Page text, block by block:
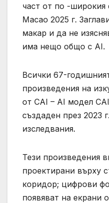
част от по -широкия
Macao 2025 г.
макар и да не
има нещо общо с AI.
Всички 67-
произведения на
от CAI – AI модел
създаден през 2023
изследвания.
Тези произведения
проектирани върху
коридор; цифрови
появяват на екрани